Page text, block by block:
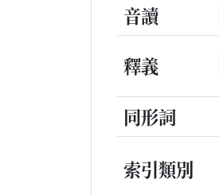
音讀
釋義
同形詞
索引類別